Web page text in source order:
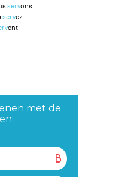
servons
servez
ent
met de
B